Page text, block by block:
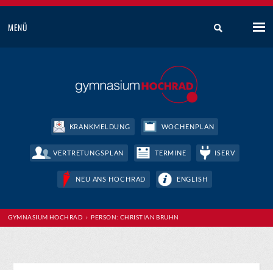
MENÜ
KRANKMELDUNG WOCHENPLAN
VERTRETUNGSPLAN TERMINE ISERV
NEU ANS HOCHRAD ENGLISH
GYMNASIUM HOCHRAD › PERSON: CHRISTIAN BRUHN